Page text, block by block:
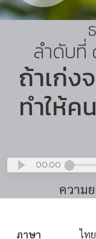
ลำดับที่
ถ้าเก่ง
ทำให้ค
00:00
ความ
ภาษา ไทย